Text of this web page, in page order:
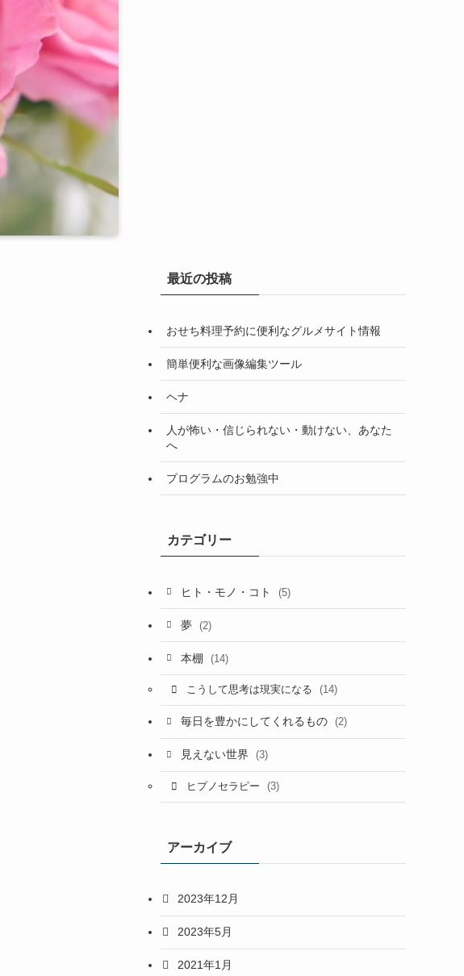
最近の投稿
おせち料理予約に便利なグルメサイト情報
簡単便利な画像編集ツール
ヘナ
人が怖い・信じられない・動けない、あなた
へ
プログラムのお勉強中
カテゴリー
ヒト・モノ・コト (5)
夢 (2)
本棚 (14)
こうして思考は現実になる (14)
毎日を豊かにしてくれるもの (2)
見えない世界 (3)
ヒプノセラピー (3)
アーカイブ
2023年12月
2023年5月
2021年1月